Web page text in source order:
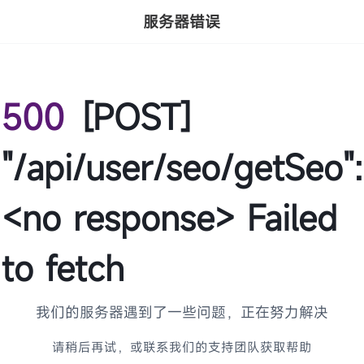
服务器错误
500 [POST]
"/api/user/seo/getSeo":
<no response> Failed
to fetch
我们的服务器遇到了一些问题，正在努力解决
请稍后再试，或联系我们的支持团队获取帮助